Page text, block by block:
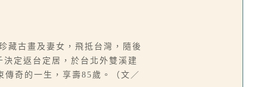
藏古畫及妻女，飛抵台灣，隨後
定返台定居，於台北外雙溪建
奇的一生，享壽85歲。（文／